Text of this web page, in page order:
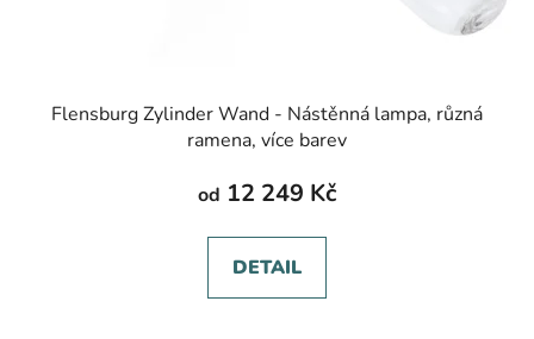
Flensburg Zylinder Wand - Nástěnná lampa, různá
ramena, více barev
od 12 249 Kč
DETAIL